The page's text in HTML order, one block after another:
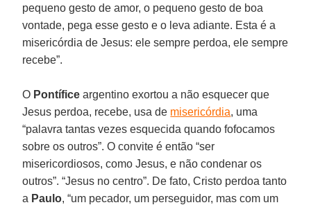
pequeno gesto de amor, o pequeno gesto de boa
vontade, pega esse gesto e o leva adiante. Esta é a
misericórdia de Jesus: ele sempre perdoa, ele sempre
recebe”.
O Pontífice argentino exortou a não esquecer que
Jesus perdoa, recebe, usa de misericórdia, uma
“palavra tantas vezes esquecida quando fofocamos
sobre os outros”. O convite é então “ser
misericordiosos, como Jesus, e não condenar os
outros”. “Jesus no centro”. De fato, Cristo perdoa tanto
a Paulo, “um pecador, um perseguidor, mas com um